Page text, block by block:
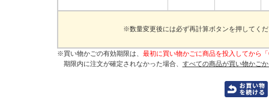
※数量変更後には必ず再計算ボタンを押してく
※買い物かごの有効期限は、 最初に買い物かごに商品を投入してから
期限内に注文が確定されなかった場合、 すべての商品が買い物かご